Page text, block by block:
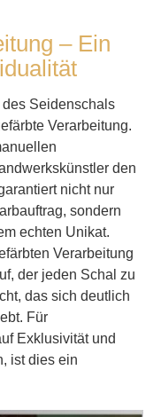
– Ein
Seidenschals
Verarbeitung.
den
nicht nur
sondern
echten Unikat.
Verarbeitung
der jeden Schal zu
das sich deutlich
Für
Exklusivität und
ist dies ein